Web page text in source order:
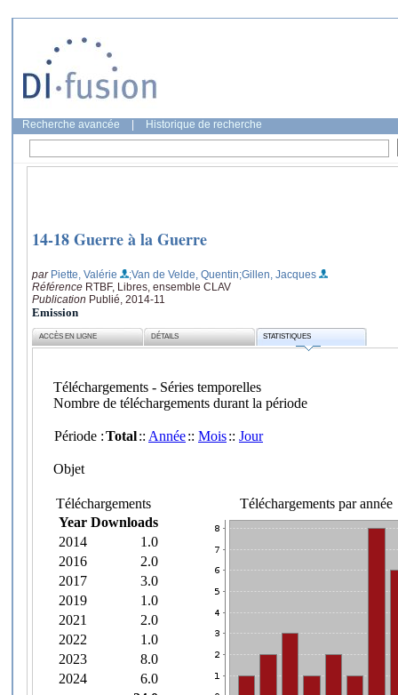
Recherche avancée Historique de recherche
14-18 Guerre à la Guerre
par Piette, Valérie ;Van de Velde, Quentin;Gillen, Jacques
Référence RTBF, Libres, ensemble CLAV
Publication Publié, 2014-11
Emission
ACCÈS EN LIGNE DÉTAILS STATISTIQUES